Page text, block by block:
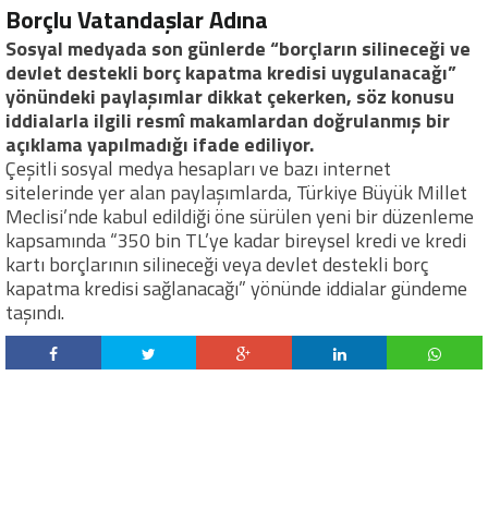
Borçlu Vatandaşlar Adına
Sosyal medyada son günlerde “borçların silineceği ve
devlet destekli borç kapatma kredisi uygulanacağı”
yönündeki paylaşımlar dikkat çekerken, söz konusu
iddialarla ilgili resmî makamlardan doğrulanmış bir
açıklama yapılmadığı ifade ediliyor.
Çeşitli sosyal medya hesapları ve bazı internet
sitelerinde yer alan paylaşımlarda, Türkiye Büyük Millet
Meclisi’nde kabul edildiği öne sürülen yeni bir düzenleme
kapsamında “350 bin TL’ye kadar bireysel kredi ve kredi
kartı borçlarının silineceği veya devlet destekli borç
kapatma kredisi sağlanacağı” yönünde iddialar gündeme
taşındı.